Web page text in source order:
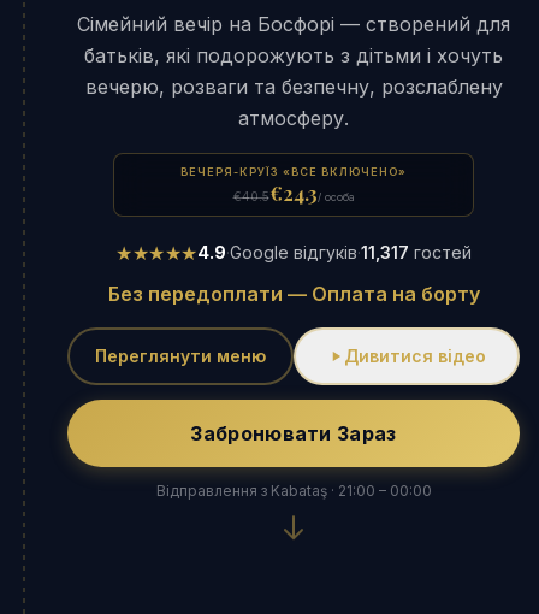
Сімейний вечір на Босфорі — створений для
батьків, які подорожують з дітьми і хочуть
вечерю, розваги та безпечну, розслаблену
атмосферу.
ВЕЧЕРЯ-КРУЇЗ «ВСЕ ВКЛЮЧЕНО»
€40.5€24.3/ особа
★★★★★4.9·Google відгуків·11,317 гостей
Без передоплати — Оплата на борту
Переглянути меню Дивитися відео
Забронювати Зараз
Відправлення з Kabataş · 21:00 – 00:00